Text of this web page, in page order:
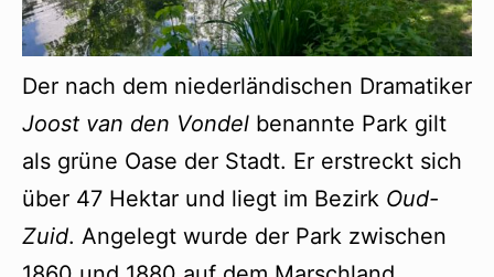
Der nach dem niederländischen Dramatiker
Joost van den Vondel benannte Park gilt
als grüne Oase der Stadt. Er erstreckt sich
über 47 Hektar und liegt im Bezirk Oud-
Zuid. Angelegt wurde der Park zwischen